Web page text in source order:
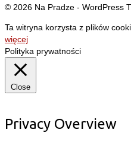
© 2026 Na Pradze - WordPress
Ta witryna korzysta z plików
więcej
Polityka prywatności
Close
Privacy Overview